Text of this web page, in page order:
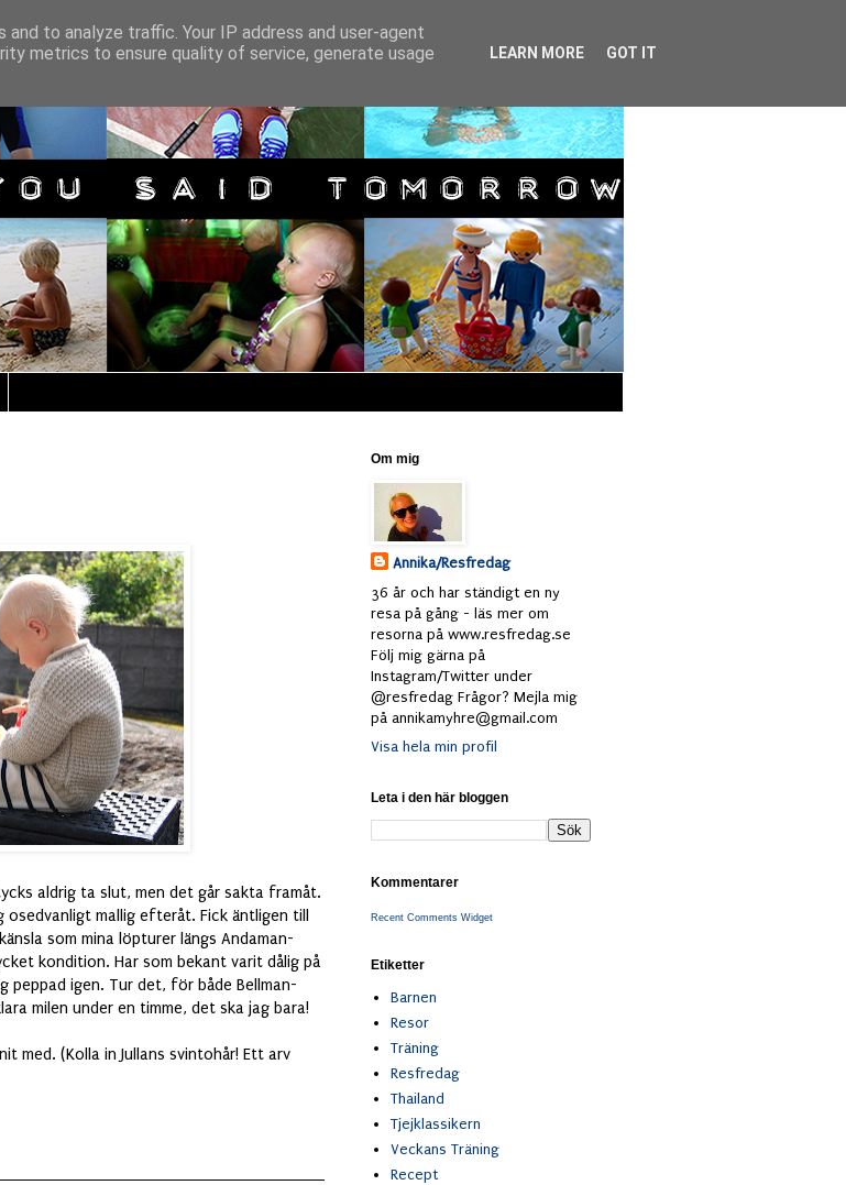
aldrig ta slut, men det går sakta framåt.
mallig efteråt. Fick äntligen till
som mina löpturer längs Andaman-
kondition. Har som bekant varit dålig på
peppad igen. Tur det, för både Bellman-
milen under en timme, det ska jag bara!
med. (Kolla in Jullans svintohår! Ett arv
Om mig
Annika/Resfredag
36 år och har ständigt en ny
resa på gång - läs mer om
resorna på www.resfredag.se
Följ mig gärna på
Instagram/Twitter under
@resfredag Frågor? Mejla mig
på annikamyhre@gmail.com
Visa hela min profil
Leta i den här bloggen
Kommentarer
Recent Comments Widget
Etiketter
Barnen
Resor
Träning
Resfredag
Thailand
Tjejklassikern
Veckans Träning
Recept
to analyze traffic. Your IP address and user-agent
metrics to ensure quality of service, generate usage
LEARN MORE GOT IT